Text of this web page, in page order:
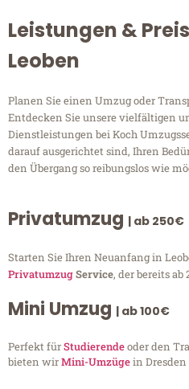
Leistungen &
Leoben
Planen Sie einen Umzug oder
Entdecken Sie unsere vielfältigen
Dienstleistungen bei Koch
darauf ausgerichtet sind, Ihren
den Übergang so reibungslos wie
Privatumzug | ab 250€
Starten Sie Ihren Neuanfang in
PrivatumzugService, der bereits ab
Mini Umzug | ab 100€
Perfekt fürStudierendeoder den
bieten wirMini-Umzügein Dresden